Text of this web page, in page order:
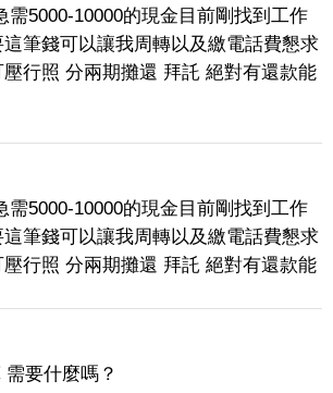
需5000-10000的現金目前剛找到工作
筆錢可以讓我周轉以及繳電話費懇求
行照 分兩期攤還 拜託 絕對有還款能
需5000-10000的現金目前剛找到工作
筆錢可以讓我周轉以及繳電話費懇求
行照 分兩期攤還 拜託 絕對有還款能
要什麼嗎？